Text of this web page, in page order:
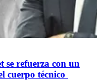
se refuerza con un
cuerpo técnico